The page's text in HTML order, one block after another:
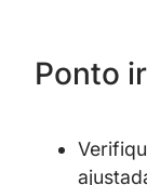
Ponto